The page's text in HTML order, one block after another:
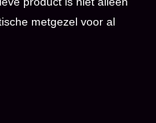
metgezel voor al